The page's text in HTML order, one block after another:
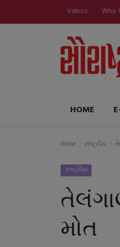
Videos Who
HOME
Home રાષ્ટ્રીય
રાષ્ટ્રીય
મોત